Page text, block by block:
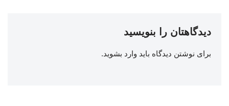
دیدگاهتان را بنویسید
برای نوشتن دیدگاه باید وارد بشوید.